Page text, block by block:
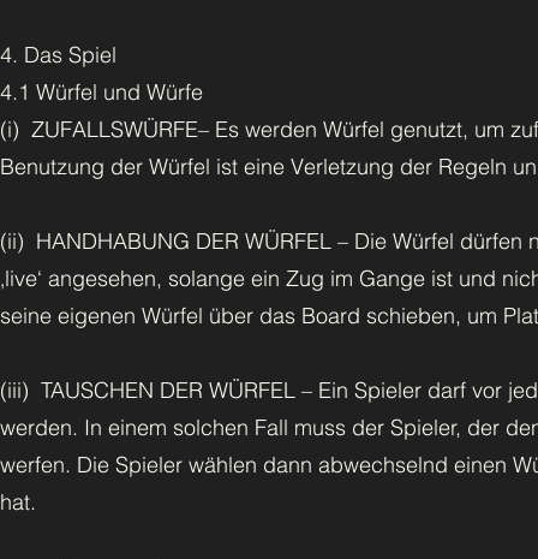
4. Das Spiel
4.1 Würfel und Würfe
(i) ZUFALLSWÜRFE– Es werden Würfel genutzt, um
Benutzung der Würfel ist eine Verletzung der Regeln
(ii) HANDHABUNG DER WÜRFEL – Die Würfel dürfen
‚live‘ angesehen, solange ein Zug im Gange ist und
seine eigenen Würfel über das Board schieben, um
(iii) TAUSCHEN DER WÜRFEL – Ein Spieler darf vor
werden. In einem solchen Fall muss der Spieler, der
werfen. Die Spieler wählen dann abwechselnd einen
hat.